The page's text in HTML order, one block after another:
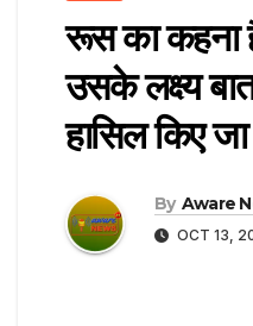
रूस का कहना
उसके लक्ष्य
हासिल किए
By Aware
OCT 13,